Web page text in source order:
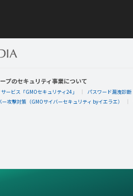
プのセキュリティ事業について
ービス「GMOセキュリティ24」 パスワード漏洩診断
ー攻撃対策（GMOサイバーセキュリティ byイエラエ）